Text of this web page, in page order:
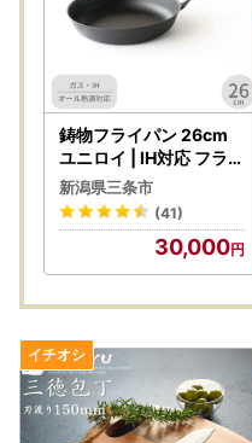
鋳物フライパン 26cm
ユニロイ | IH対応 フライ
パン 軽量 鉄 燕三条製
新潟県三条市
(41)
30,000